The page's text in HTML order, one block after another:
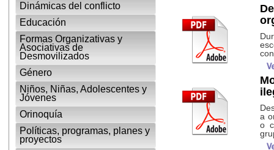
Dinámicas del conflicto
Educación
Formas Organizativas y
Asociativas de
Desmovilizados
Género
Niños, Niñas, Adolescentes y
Jóvenes
Orinoquía
Políticas, programas, planes y
proyectos
a
o